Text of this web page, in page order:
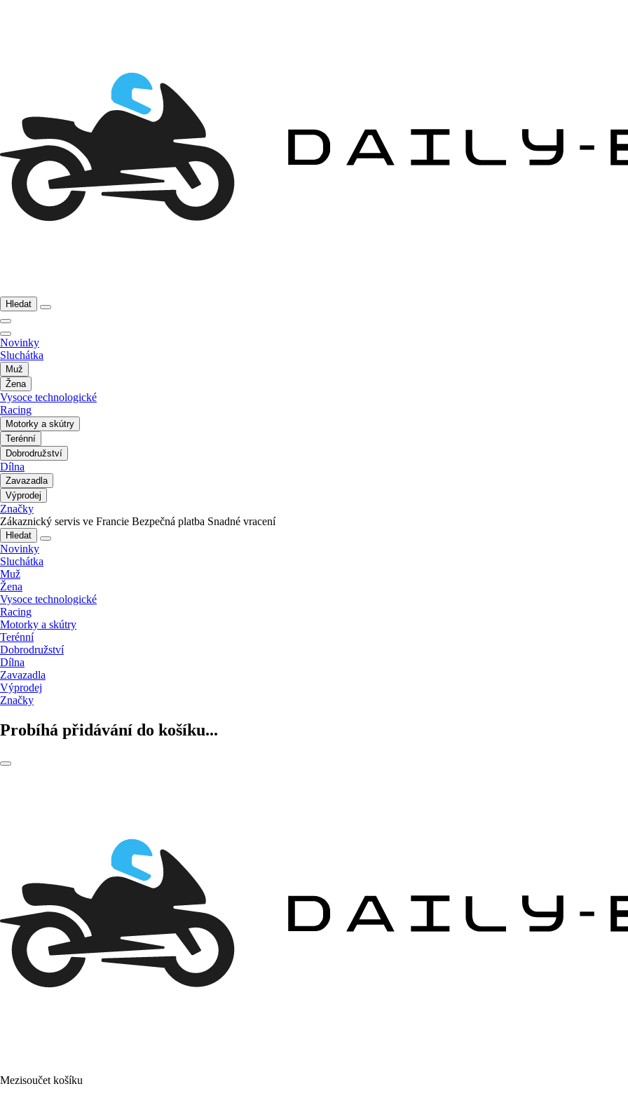
Hledat
Novinky
Sluchátka
Muž
Žena
Vysoce technologické
Racing
Motorky a skútry
Terénní
Dobrodružství
Dílna
Zavazadla
Výprodej
Značky
Zákaznický servis ve Francie Bezpečná platba Snadné vracení
Hledat
Novinky
Sluchátka
Muž
Žena
Vysoce technologické
Racing
Motorky a skútry
Terénní
Dobrodružství
Dílna
Zavazadla
Výprodej
Značky
Probíhá přidávání do košíku...
Mezisoučet košíku